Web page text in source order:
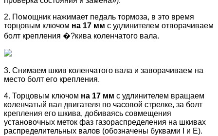
2. Помощник нажимает педаль тормоза, в это время
торцовым ключом на 17 мм с удлинителем отворачиваем
болт крепления �?кива коленчатого вала.
3. Снимаем шкив коленчатого вала и заворачиваем на
место болт его крепления.
4. Торцовым ключом на 17 мм с удлинителем вращаем
коленчатый вал двигателя по часовой стрелке, за болт
крепления его шкива, добиваясь совмещения
установочных меток фаз газораспределения на шкивах
распределительных валов (обозначены буквами I и Е).